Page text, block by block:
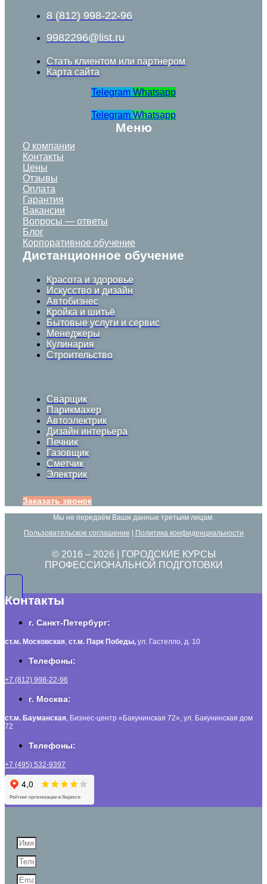
8 (812) 998-22-96
9982296@list.ru
Стать клиентом или партнером
Карта сайта
Telegram Whatsapp
Telegram Whatsapp
Меню
О компании
Контакты
Цены
Отзывы
Оплата
Гарантия
Вакансии
Вопросы — ответы
Блог
Корпоративное обучение
Дистанционное обучение
Красота и здоровье
Искусство и дизайн
Автобизнес
Кройка и шитьё
Бытовые услуги и сервис
Менеджеры
Кулинария
Строительство
Сварщик
Парикмахер
Автоэлектрик
Дизайн интерьера
Печник
Газовщик
Сметчик
Электрик
Заказать звонок
Мы не передаём Ваши данные третьим лицам.
Пользовательское соглашение | Политика конфиденциальности
© 2016 – 2026 | ГОРОДСКИЕ КУРСЫ
ПРОФЕССИОНАЛЬНОЙ ПОДГОТОВКИ
Контакты
г. Санкт-Петербург:
ст.м. Московская ст.м. Парк Победы, ул. Гастелло, д. 10
Телефоны:
+7 (812) 998-22-96
г. Москва:
ст.м. Бауманская , Бизнес-центр «Бакунинская 72», ул. Бакунинская дом
72
Телефоны:
+7 (495) 532-9397